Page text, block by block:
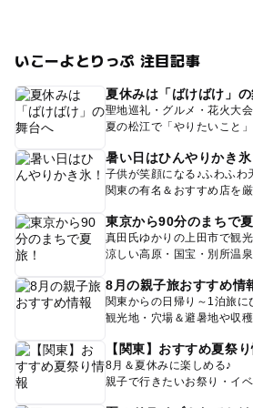
いこーよとりっぷ 注目記事
夏休みは「ばけばけ」
聖地巡礼・グルメ・花火大会
夏の松江で「やりたいこと
暑い日はひんやりかき氷
子供が笑顔になる♪ふわふわ
関東の有名＆おすすめ店を
東京から90分のまちで夏
真田氏ゆかりの上田市で観
涼しい高原・国宝・別所温
8月の親子旅おすすめ情
関東からの日帰り～1泊旅に
観光地・穴場＆避暑地や収穫
【関東】おすすめ夏祭
8月＆夏休みに楽しめる♪
親子で行きたいお祭り・イ